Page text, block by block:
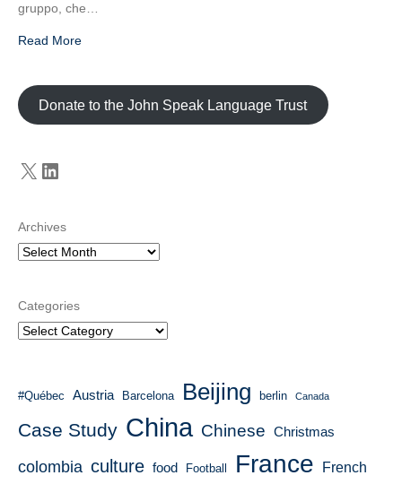
gruppo, che…
Read More
Donate to the John Speak Language Trust
X LinkedIn
Archives
Categories
#Québec Austria Barcelona Beijing berlin Canada
Case Study China Chinese Christmas
colombia culture food Football France French